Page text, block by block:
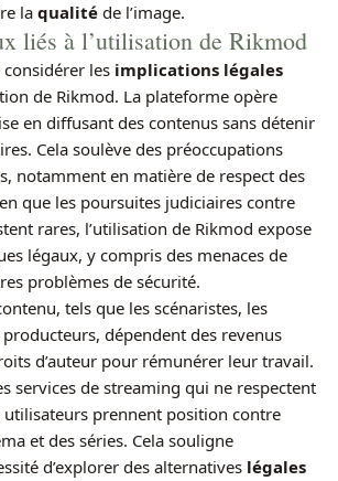
la qualité de l’image.
liés à l’utilisation de Rikmod
les implications légales
de Rikmod. La plateforme opère
en diffusant des contenus sans détenir
Cela soulève des préoccupations
notamment en matière de respect des
que les poursuites judiciaires contre
rares, l’utilisation de Rikmod expose
légaux, y compris des menaces de
problèmes de sécurité.
tels que les scénaristes, les
dépendent des revenus
d’auteur pour rémunérer leur travail.
services de streaming qui ne respectent
utilisateurs prennent position contre
et des séries. Cela souligne
d’explorer des alternatives légales